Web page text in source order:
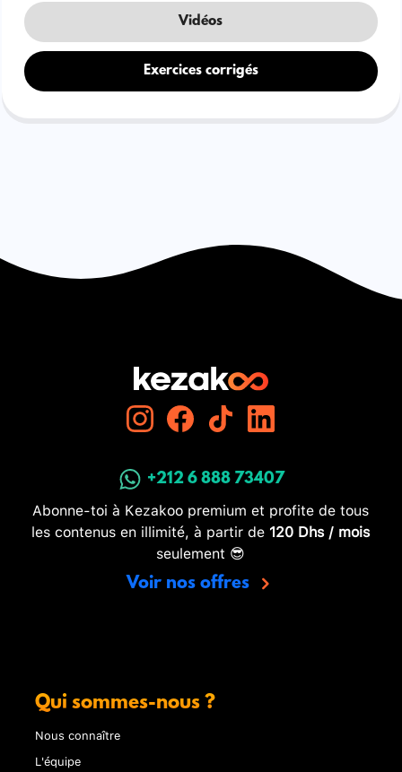
Vidéos
Exercices corrigés
+212 6 888 73407
Abonne-toi à Kezakoo premium et profite de tous
les contenus en illimité, à partir de 120 Dhs / mois
seulement 😎
Voir nos offres
Qui sommes-nous ?
Nous connaître
L'équipe